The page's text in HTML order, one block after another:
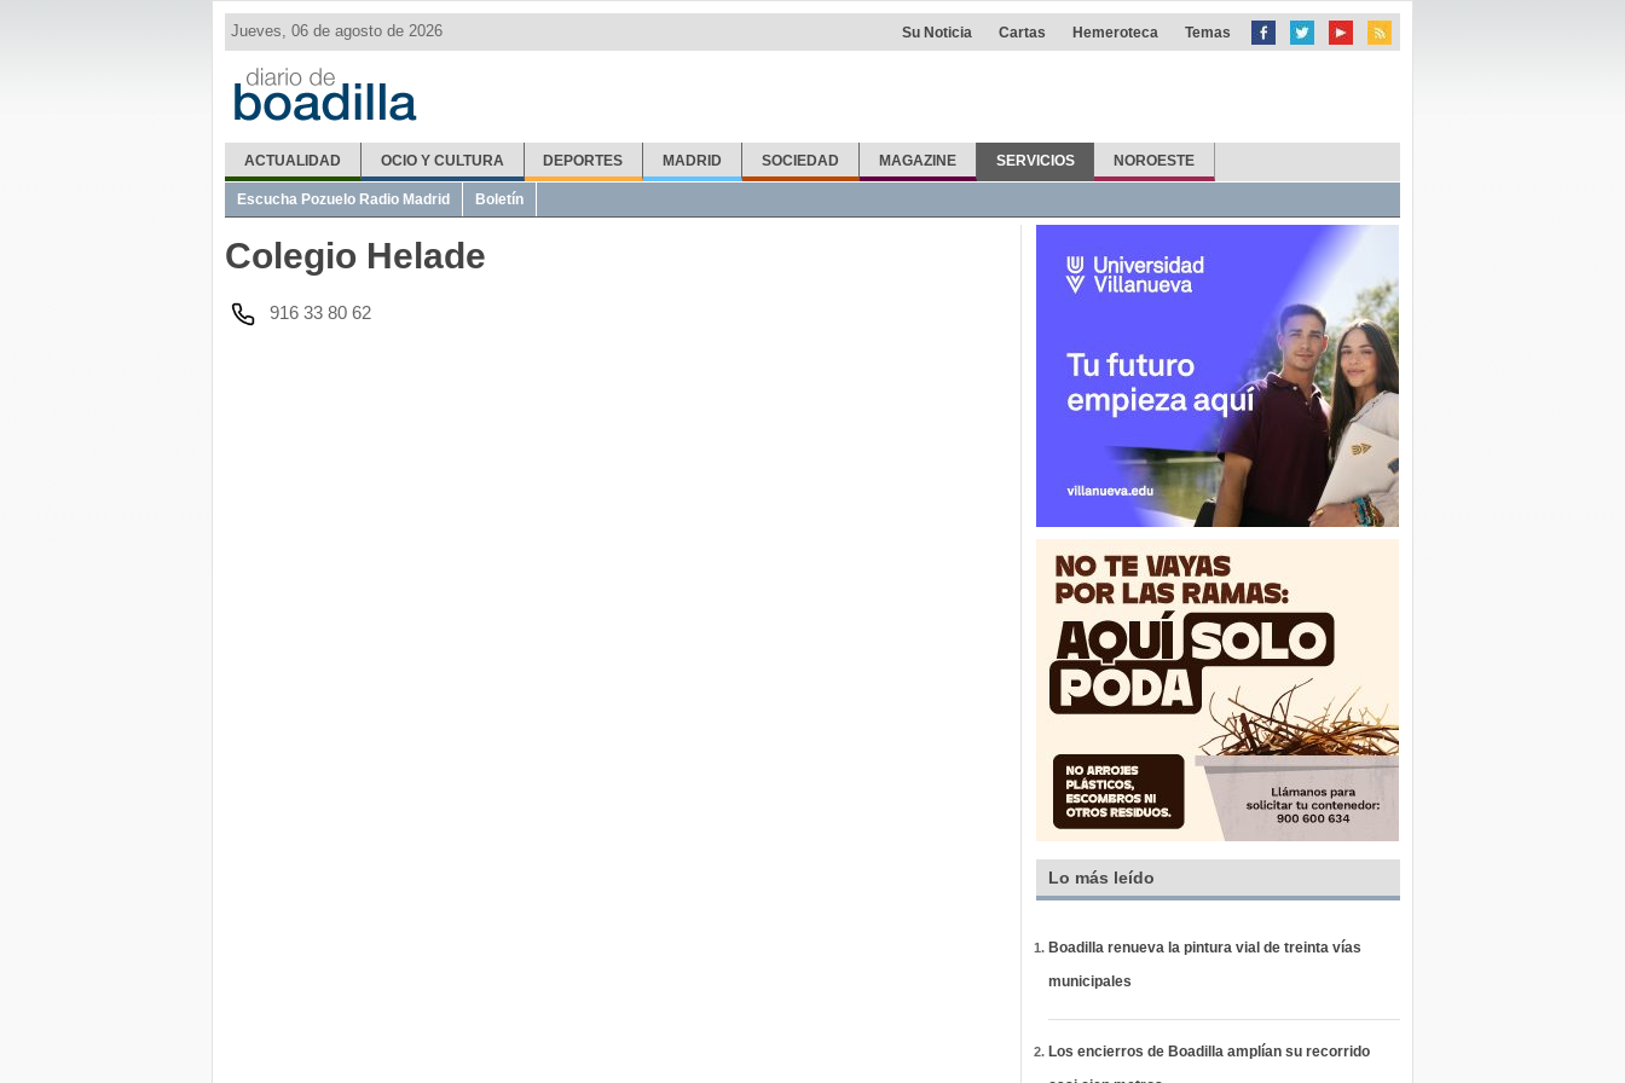
Jueves, 06 de agosto de 2026 Su Noticia Cartas Hemeroteca Temas
ACTUALIDAD OCIO Y CULTURA DEPORTES MADRID SOCIEDAD MAGAZINE SERVICIOS
El Tiempo Metro Ligero Misas Teléfonos
NOROESTE
Escucha Pozuelo Radio Madrid Boletín
Colegio Helade
916 33 80 62
Lo más leído
Boadilla renueva la pintura vial de treinta vías
municipales
Los encierros de Boadilla amplían su recorrido